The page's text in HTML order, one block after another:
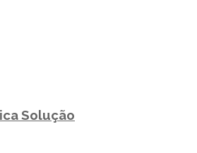
Solução